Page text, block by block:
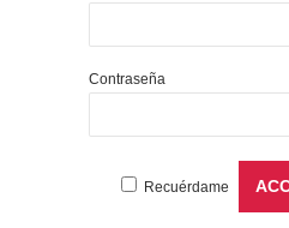
Contraseña
Recuérdame